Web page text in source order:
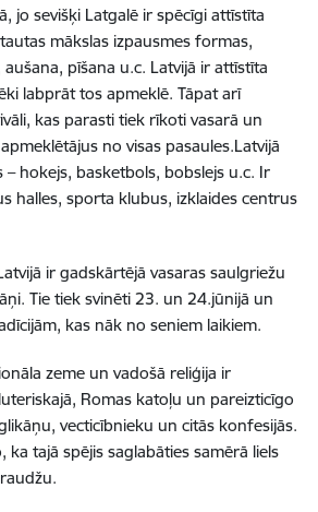
jo sevišķi Latgalē ir spēcīgi attīstīta
mākslas izpausmes formas,
pīšana u.c. Latvijā ir attīstīta
labprāt tos apmeklē. Tāpat arī
kas parasti tiek rīkoti vasarā un
no visas pasaules.Latvijā
hokejs, basketbols, bobslejs u.c. Ir
halles, sporta klubus, izklaides centrus
ir gadskārtējā vasaras saulgriežu
Tie tiek svinēti 23. un 24.jūnijā un
kas nāk no seniem laikiem.
zeme un vadošā reliģija ir
Romas katoļu un pareizticīgo
vecticībnieku un citās konfesijās.
ka tajā spējis saglabāties samērā liels